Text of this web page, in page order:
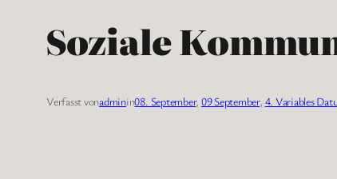
Soziale
Verfasst vonadminin08. September, 09 September, 4. Variables